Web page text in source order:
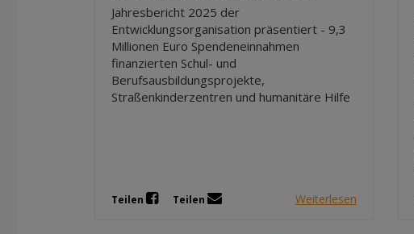
Jahresbericht 2025 der
Entwicklungsorganisation präsentiert - 9,3
Millionen Euro Spendeneinnahmen
finanzierten Schul- und
Berufsausbildungsprojekte,
Straßenkinderzentren und humanitäre Hilfe
Teilen Teilen Weiterlesen